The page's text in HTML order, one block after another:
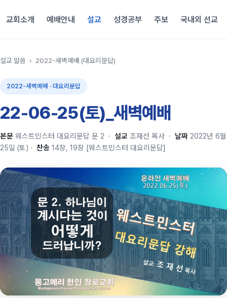
교회소개 예배안내 설교 성경공부 주보 국내외 선교
설교 말씀 › 2022-새벽예배 (대요리문답)
2022-새벽예배 · 대요리문답
22-06-25(토)_새벽예배
본문 웨스트민스터 대요리문답 문 2 · 설교 조재선 목사 · 날짜 2022년 6월
25일 (토) · 찬송 14장, 19장 [웨스트민스터 대요리문답]